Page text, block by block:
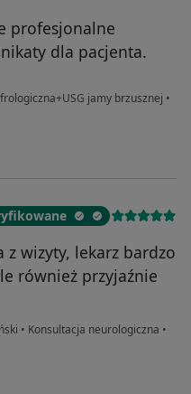
profesjonalne
dla pacjenta.
jamy brzusznej •
z wizyty, lekarz bardzo
również przyjaźnie
• Konsultacja neurologiczna •